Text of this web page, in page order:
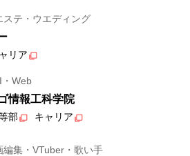
テ・ウエディング
リア
Web
情報工科学院
部 キャリア
集・VTuber・歌い手